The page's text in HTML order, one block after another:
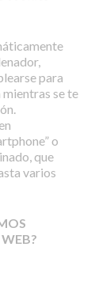
para
se te
o
que
varios